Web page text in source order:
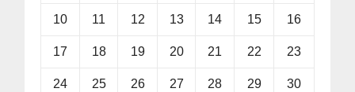
10 11 12 13 14 15 16
17 18 19 20 21 22 23
24 25 26 27 28 29 30